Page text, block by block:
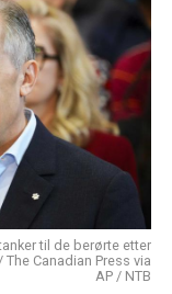
til de berørte etter
Canadian Press via
AP / NTB